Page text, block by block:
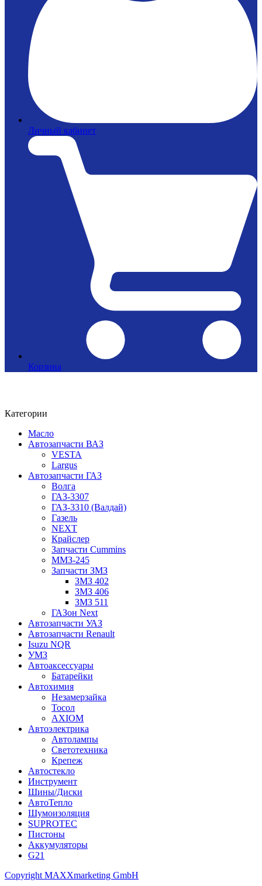
Личный кабинет
Корзина
Категории
Масло
Автозапчасти ВАЗ
VESTA
Largus
Автозапчасти ГАЗ
Волга
ГАЗ-3307
ГАЗ-3310 (Валдай)
Газель
NEXT
Крайслер
Запчасти Cummins
ММЗ-245
Запчасти ЗМЗ
ЗМЗ 402
ЗМЗ 406
ЗМЗ 511
ГАЗон Next
Автозапчасти УАЗ
Автозапчасти Renault
Isuzu NQR
УМЗ
Автоаксессуары
Батарейки
Автохимия
Незамерзайка
Тосол
AXIOM
Автоэлектрика
Автолампы
Светотехника
Крепеж
Автостекло
Инструмент
Шины/Диски
АвтоТепло
Шумоизоляция
SUPROTEC
Пистоны
Аккумуляторы
G21
Copyright MAXXmarketing GmbH